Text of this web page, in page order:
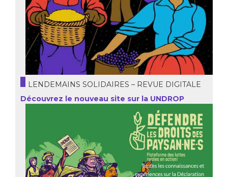
LENDEMAINS SOLIDAIRES – REVUE DIGITALE
Découvrez le nouveau site sur la UNDROP